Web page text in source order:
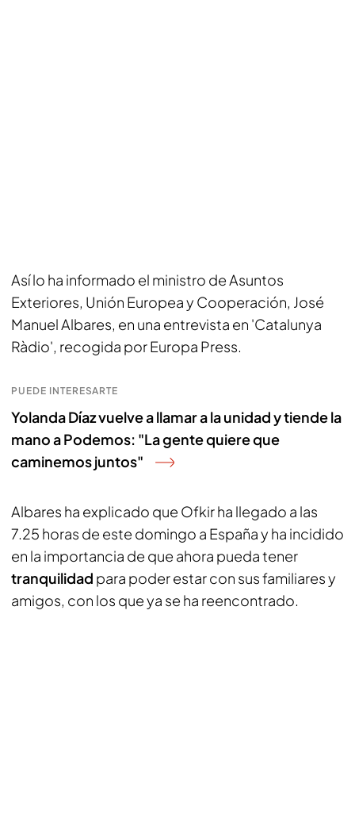
Así lo ha informado el ministro de Asuntos
Exteriores, Unión Europea y Cooperación, José
Manuel Albares, en una entrevista en 'Catalunya
Ràdio', recogida por Europa Press.
PUEDE INTERESARTE
Yolanda Díaz vuelve a llamar a la unidad y tiende la
mano a Podemos: "La gente quiere que
caminemos juntos"
Albares ha explicado que Ofkir ha llegado a las
7.25 horas de este domingo a España y ha incidido
en la importancia de que ahora pueda tener
tranquilidad para poder estar con sus familiares y
amigos, con los que ya se ha reencontrado.